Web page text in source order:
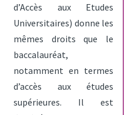
d’Accès aux Etudes
Universitaires) donne les
mêmes droits que le
baccalauréat,
notamment en termes
d’accès aux études
supérieures. Il est